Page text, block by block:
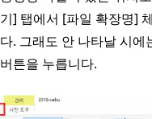
기] 탭에서 [파일 확장명]
다. 그래도 안 나타날 시에
버튼을 누릅니다.